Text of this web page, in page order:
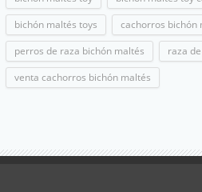
bichón maltés toys
cachorros bichón
perros de raza bichón maltés
raza
venta cachorros bichón maltés